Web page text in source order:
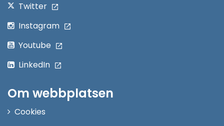
Twitter
Instagram
Youtube
LinkedIn
Om webbplatsen
Cookies